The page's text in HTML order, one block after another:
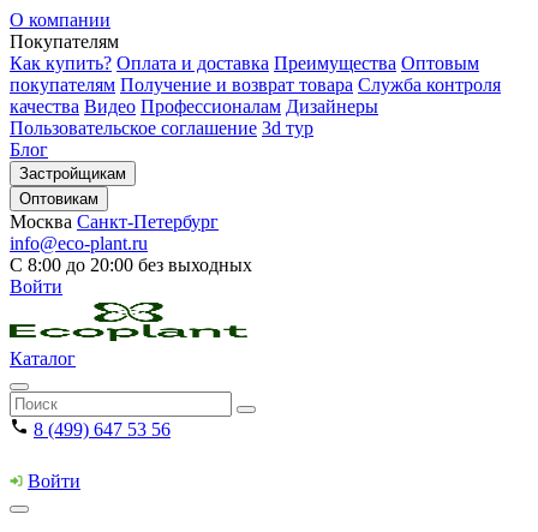
О компании
Покупателям
Как купить? Оплата и доставка Преимущества Оптовым
покупателям Получение и возврат товара Служба контроля
качества Видео Профессионалам Дизайнеры
Пользовательское соглашение 3d тур
Блог
Застройщикам
Оптовикам
Москва Санкт-Петербург
info@eco-plant.ru
С 8:00 до 20:00 без выходных
Войти
Каталог
8 (499) 647 53 56
Войти